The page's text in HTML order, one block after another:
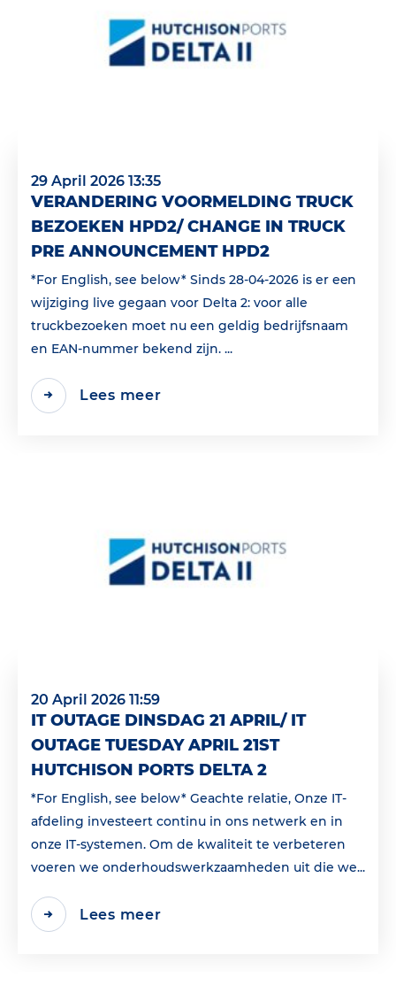
29 April 2026 13:35
VERANDERING VOORMELDING TRUCK
BEZOEKEN HPD2/ CHANGE IN TRUCK
PRE ANNOUNCEMENT HPD2
*For English, see below* Sinds 28-04-2026 is er een
wijziging live gegaan voor Delta 2: voor alle
truckbezoeken moet nu een geldig bedrijfsnaam
en EAN‑nummer bekend zijn. ...
Lees meer
20 April 2026 11:59
IT OUTAGE DINSDAG 21 APRIL/ IT
OUTAGE TUESDAY APRIL 21ST
HUTCHISON PORTS DELTA 2
*For English, see below* Geachte relatie, Onze IT-
afdeling investeert continu in ons netwerk en in
onze IT-systemen. Om de kwaliteit te verbeteren
voeren we onderhoudswerkzaamheden uit die we...
Lees meer